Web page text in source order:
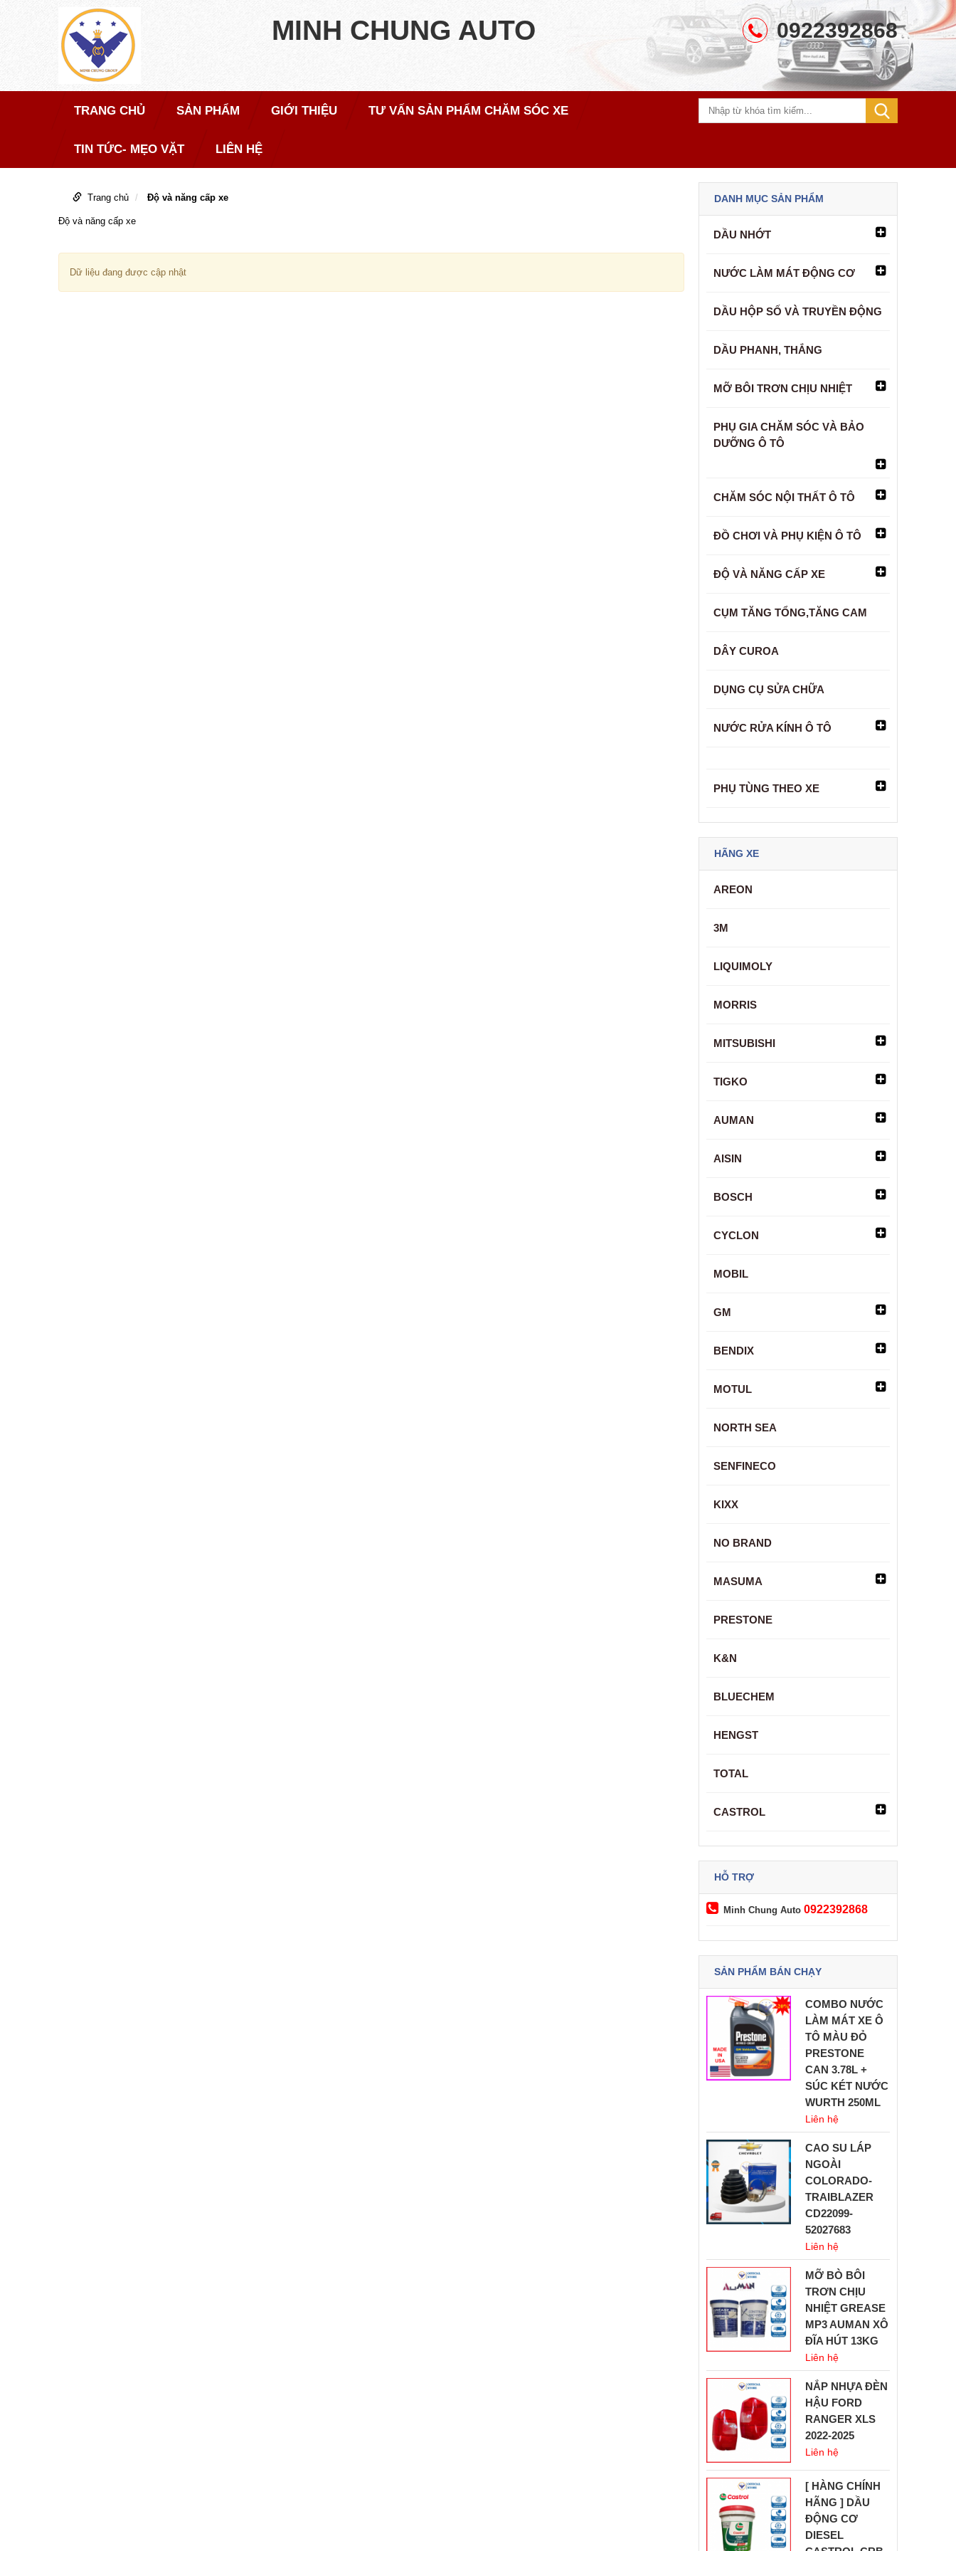
MINH CHUNG AUTO 0922392868
TRANG CHỦ SẢN PHẨM GIỚI THIỆU TƯ VẤN SẢN PHẨM CHĂM SÓC XE
TIN TỨC- MẸO VẶT LIÊN HỆ
Trang chủ Độ và năng cấp xe
Độ và năng cấp xe
Dữ liệu đang được cập nhật
DANH MỤC SẢN PHẨM
DẦU NHỚT
NƯỚC LÀM MÁT ĐỘNG CƠ
DẦU HỘP SỐ VÀ TRUYỀN ĐỘNG
DẦU PHANH, THẮNG
MỠ BÔI TRƠN CHỊU NHIỆT
PHỤ GIA CHĂM SÓC VÀ BẢO
DƯỠNG Ô TÔ
CHĂM SÓC NỘI THẤT Ô TÔ
ĐỒ CHƠI VÀ PHỤ KIỆN Ô TÔ
ĐỘ VÀ NĂNG CẤP XE
CỤM TĂNG TỔNG,TĂNG CAM
DÂY CUROA
DỤNG CỤ SỬA CHỮA
NƯỚC RỬA KÍNH Ô TÔ
PHỤ TÙNG THEO XE
HÃNG XE
AREON
3M
LIQUIMOLY
MORRIS
MITSUBISHI
TIGKO
AUMAN
AISIN
BOSCH
CYCLON
MOBIL
GM
BENDIX
MOTUL
NORTH SEA
SENFINECO
KIXX
NO BRAND
MASUMA
PRESTONE
K&N
BLUECHEM
HENGST
TOTAL
CASTROL
HỖ TRỢ
Minh Chung Auto 0922392868
SẢN PHẨM BÁN CHẠY
COMBO NƯỚC
LÀM MÁT XE Ô
TÔ MÀU ĐỎ
PRESTONE
CAN 3.78L +
SÚC KÉT NƯỚC
WURTH 250ML
Liên hệ
CAO SU LÁP
NGOÀI
COLORADO-
TRAIBLAZER
CD22099-
52027683
Liên hệ
MỠ BÒ BÔI
TRƠN CHỊU
NHIỆT GREASE
MP3 AUMAN XÔ
ĐĨA HÚT 13KG
Liên hệ
NẮP NHỰA ĐÈN
HẬU FORD
RANGER XLS
2022-2025
Liên hệ
[ HÀNG CHÍNH
HÃNG ] DẦU
ĐỘNG CƠ
DIESEL